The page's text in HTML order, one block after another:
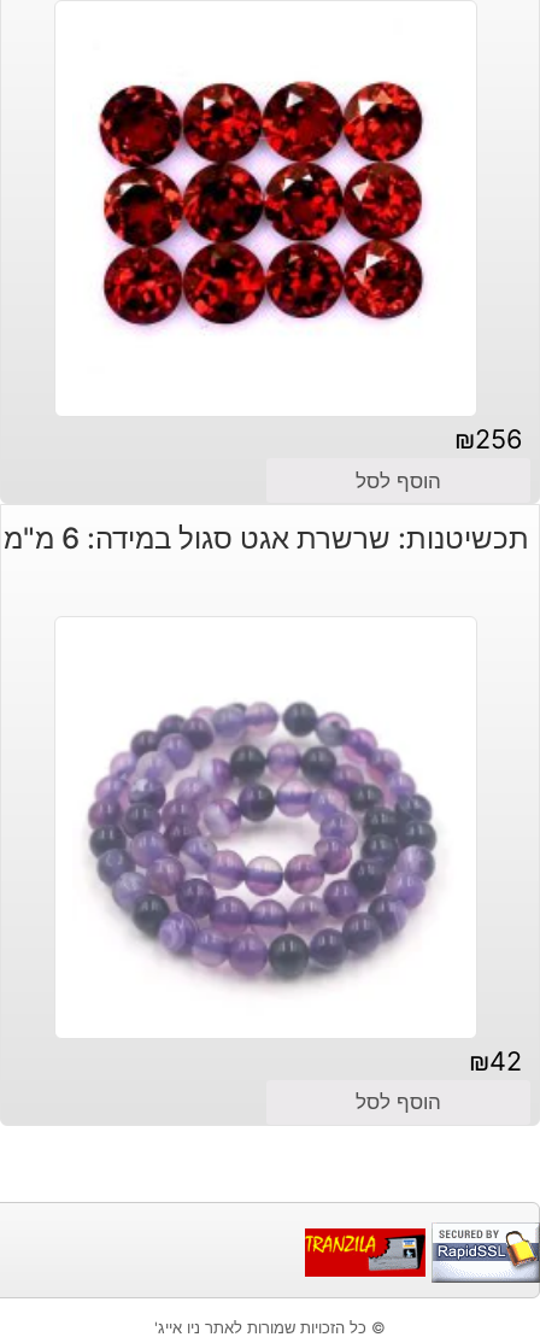
₪256
הוסף לסל
תכשיטנות: שרשרת אגט סגול במידה: 6 מ"מ
₪42
הוסף לסל
© כל הזכויות שמורות לאתר ניו אייג'